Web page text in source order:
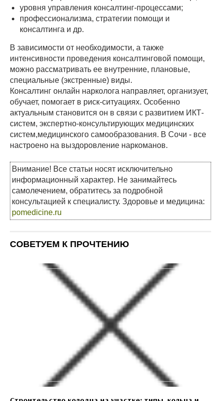
уровня управления консалтинг-процессами;
профессионализма, стратегии помощи и
консалтинга и др.
В зависимости от необходимости, а также
интенсивности проведения консалтинговой помощи,
можно рассматривать ее внутренние, плановые,
специальные (экстренные) виды.
Консалтинг онлайн нарколога направляет, организует,
обучает, помогает в риск-ситуациях. Особенно
актуальным становится он в связи с развитием ИКТ-
систем, экспертно-консультирующих медицинских
систем,медицинского самообразования. В Сочи - все
настроено на выздоровление наркоманов.
Внимание! Все статьи носят исключительно
информационный характер. Не занимайтесь
самолечением, обратитесь за подробной
консультацией к специалисту. Здоровье и медицина:
pomedicine.ru
СОВЕТУЕМ К ПРОЧТЕНИЮ